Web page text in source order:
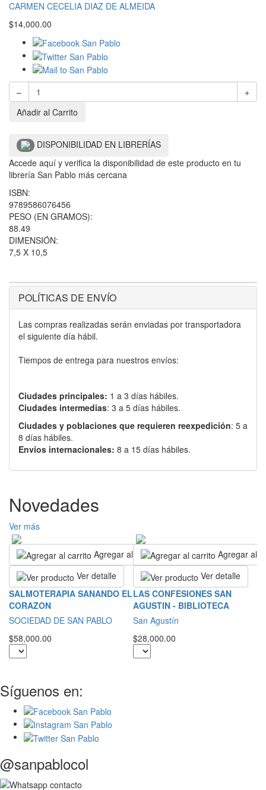
CARMEN CECELIA DIAZ DE ALMEIDA
$14,000.00
–
+
Añadir al Carrito
DISPONIBILIDAD EN LIBRERÍAS
Accede aquí y verifica la disponibilidad de este producto en tu
librería San Pablo más cercana
ISBN:
9789586076456
PESO (EN GRAMOS):
88.49
DIMENSIÓN:
7,5 X 10,5
POLÍTICAS DE ENVÍO
Las compras realizadas serán enviadas por transportadora
el siguiente día hábil.
Tiempos de entrega para nuestros envíos:
Ciudades principales: 1 a 3 días hábiles.
Ciudades intermedias: 3 a 5 días hábiles.
Ciudades y poblaciones que requieren reexpedición: 5 a
8 días hábiles.
Envíos internacionales: 8 a 15 días hábiles.
Novedades
Ver más
Agregar al carrito
Ver detalle
SALMOTERAPIA SANANDO EL
CORAZON
SOCIEDAD DE SAN PABLO
$58,000.00
Agregar al
Ver detalle
LAS CONFESIONES SAN
AGUSTIN - BIBLIOTECA
San Agustín
$28,000.00
Síguenos en:
@sanpablocol